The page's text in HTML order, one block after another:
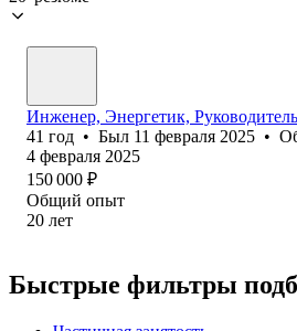
Инженер, Энергетик, Руководитель
41 год • Был 11 февраля 2025 •
4 февраля 2025
150 000 ₽
Общий опыт
20 лет
Быстрые фильтры